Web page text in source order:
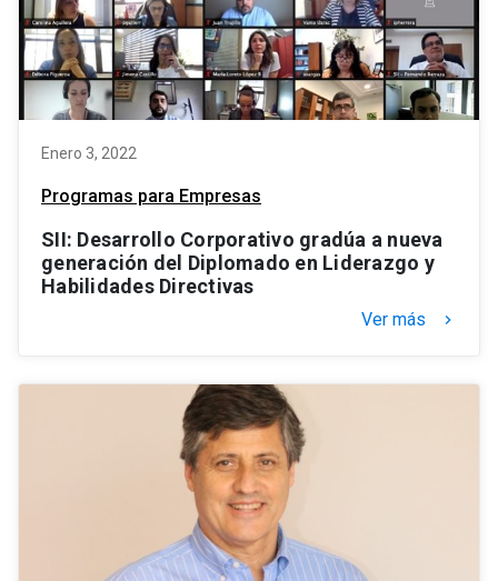
Enero 3, 2022
Programas para Empresas
SII: Desarrollo Corporativo gradúa a nueva
generación del Diplomado en Liderazgo y
Habilidades Directivas
Ver más keyboard_arrow_right